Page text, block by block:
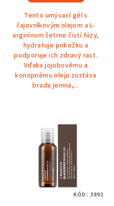
Tento umývací gél s
čajovníkovým olejom a L-
arginínom šetrne čistí fúzy,
hydratuje pokožku a
podporuje ich zdravý rast.
Vďaka jojobovému a
konopnému oleju zostáva
brada jemná,...
KÓD: 3892